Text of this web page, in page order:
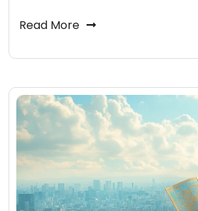
Read More